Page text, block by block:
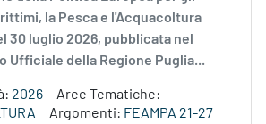
la Pesca e l'Acquacoltura
30 luglio 2026, pubblicata nel
Ufficiale della Regione Puglia...
2026
Aree Tematiche:
Argomenti: FEAMPA 21-27